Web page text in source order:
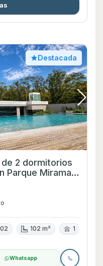
Destacada
2 dormitorios
Parque Miramar,
102 m² 1
Whatsapp